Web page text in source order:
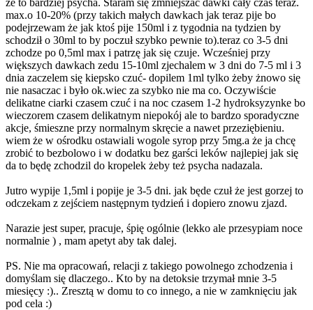
max.o 10-20% (przy takich małych dawkach jak teraz pije bo
podejrzewam że jak ktoś pije 150ml i z tygodnia na tydzien by
schodził o 30ml to by poczuł szybko pewnie to).teraz co 3-5 dni
zchodze po 0,5ml max i patrzę jak się czuje. Wcześniej przy
większych dawkach zedu 15-10ml zjechalem w 3 dni do 7-5 ml i 3
dnia zaczelem się kiepsko czuć- dopilem 1ml tylko żeby żnowo się
nie nasaczac i było ok.wiec za szybko nie ma co. Oczywiście
delikatne ciarki czasem czuć i na noc czasem 1-2 hydroksyzynke bo
wieczorem czasem delikatnym niepokój ale to bardzo sporadyczne
akcje, śmieszne przy normalnym skręcie a nawet przeziębieniu.
wiem że w ośrodku ostawiali wogole syrop przy 5mg.a że ja chcę
zrobić to bezbolowo i w dodatku bez garści leków najlepiej jak się
da to będę zchodzil do kropelek żeby też psycha nadazala.
Jutro wypije 1,5ml i popije je 3-5 dni. jak będe czuł że jest gorzej to
odczekam z zejściem następnym tydzień i dopiero znowu zjazd.
Narazie jest super, pracuje, śpię ogólnie (lekko ale przesypiam noce
normalnie ) , mam apetyt aby tak dalej.
PS. Nie ma opracowań, relacji z takiego powolnego zchodzenia i
domyślam się dlaczego.. Kto by na detoksie trzymał mnie 3-5
miesięcy :).. Zresztą w domu to co innego, a nie w zamknięciu jak
pod cela :)